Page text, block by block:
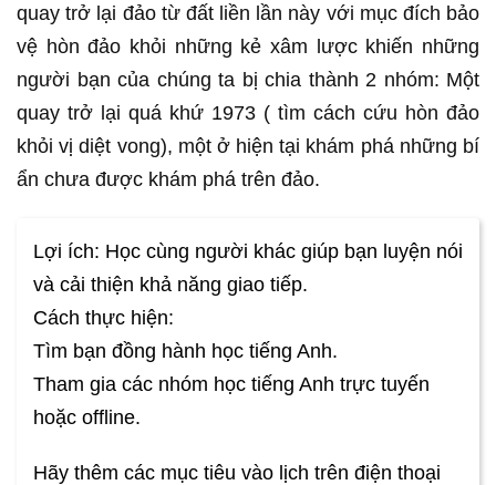
quay trở lại đảo từ đất liền lần này với mục đích bảo
vệ hòn đảo khỏi những kẻ xâm lược khiến những
người bạn của chúng ta bị chia thành 2 nhóm: Một
quay trở lại quá khứ 1973 ( tìm cách cứu hòn đảo
khỏi vị diệt vong), một ở hiện tại khám phá những bí
ẩn chưa được khám phá trên đảo.
Lợi ích: Học cùng người khác giúp bạn luyện nói
và cải thiện khả năng giao tiếp.
Cách thực hiện:
Tìm bạn đồng hành học tiếng Anh.
Tham gia các nhóm học tiếng Anh trực tuyến
hoặc offline.
Hãy thêm các mục tiêu vào lịch trên điện thoại